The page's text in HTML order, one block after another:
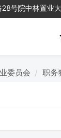
号院中林置业
委员会 职务